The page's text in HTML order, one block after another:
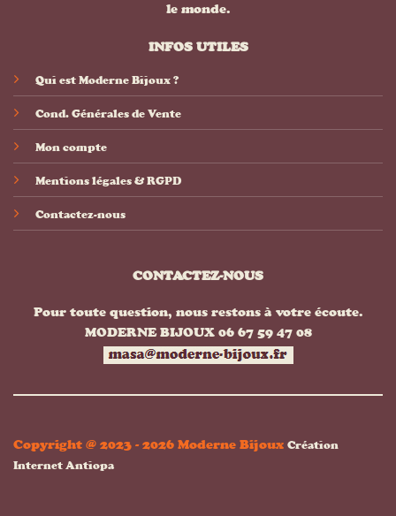
le monde.
INFOS UTILES
Qui est Moderne Bijoux ?
Cond. Générales de Vente
Mon compte
Mentions légales & RGPD
Contactez-nous
CONTACTEZ-NOUS
Pour toute question, nous restons à votre écoute.
MODERNE BIJOUX 06 67 59 47 08
Copyright @ 2023 - 2026 Moderne Bijoux Création
Internet Antiopa